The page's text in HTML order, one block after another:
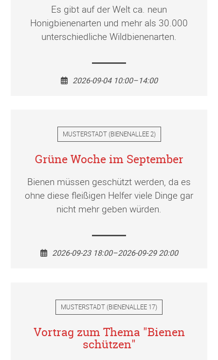
Es gibt auf der Welt ca. neun
Honigbienenarten und mehr als 30.000
unterschiedliche Wildbienenarten.
2026-09-04 10:00–14:00
MUSTERSTADT(BIENENALLEE 2)
Grüne Woche im September
Bienen müssen geschützt werden, da es
ohne diese fleißigen Helfer viele Dinge gar
nicht mehr geben würden.
2026-09-23 18:00–2026-09-29 20:00
MUSTERSTADT (BIENENALLEE 17)
Vortrag zum Thema "Bienen
schützen"